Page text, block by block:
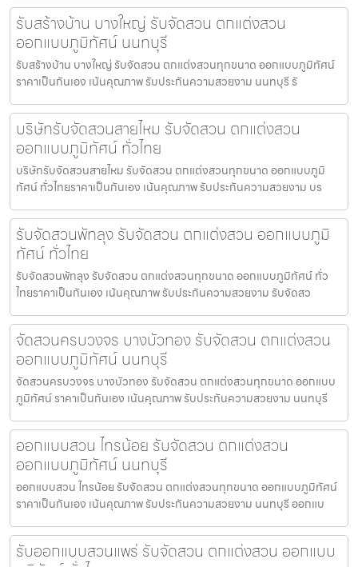
รับสร้างบ้าน บางใหญ่ รับจัดสวน ตกแต่งสวน
ออกแบบภูมิทัศน์ นนทบุรี
รับสร้างบ้าน บางใหญ่ รับจัดสวน ตกแต่งสวนทุกขนาด ออกแบบภูมิทัศน์
ราคาเป็นกันเอง เน้นคุณภาพ รับประกันความสวยงาม นนทบุรี รั
บริษัทรับจัดสวนสายไหม รับจัดสวน ตกแต่งสวน
ออกแบบภูมิทัศน์ ทั่วไทย
บริษัทรับจัดสวนสายไหม รับจัดสวน ตกแต่งสวนทุกขนาด ออกแบบภูมิ
ทัศน์ ทั่วไทยราคาเป็นกันเอง เน้นคุณภาพ รับประกันความสวยงาม บร
รับจัดสวนพัทลุง รับจัดสวน ตกแต่งสวน ออกแบบภูมิ
ทัศน์ ทั่วไทย
รับจัดสวนพัทลุง รับจัดสวน ตกแต่งสวนทุกขนาด ออกแบบภูมิทัศน์ ทั่ว
ไทยราคาเป็นกันเอง เน้นคุณภาพ รับประกันความสวยงาม รับจัดสว
จัดสวนครบวงจร บางบัวทอง รับจัดสวน ตกแต่งสวน
ออกแบบภูมิทัศน์ นนทบุรี
จัดสวนครบวงจร บางบัวทอง รับจัดสวน ตกแต่งสวนทุกขนาด ออกแบบ
ภูมิทัศน์ ราคาเป็นกันเอง เน้นคุณภาพ รับประกันความสวยงาม นนทบุรี
ออกแบบสวน ไทรน้อย รับจัดสวน ตกแต่งสวน
ออกแบบภูมิทัศน์ นนทบุรี
ออกแบบสวน ไทรน้อย รับจัดสวน ตกแต่งสวนทุกขนาด ออกแบบภูมิทัศน์
ราคาเป็นกันเอง เน้นคุณภาพ รับประกันความสวยงาม นนทบุรี ออกแบ
รับออกแบบสวนแพร่ รับจัดสวน ตกแต่งสวน ออกแบบ